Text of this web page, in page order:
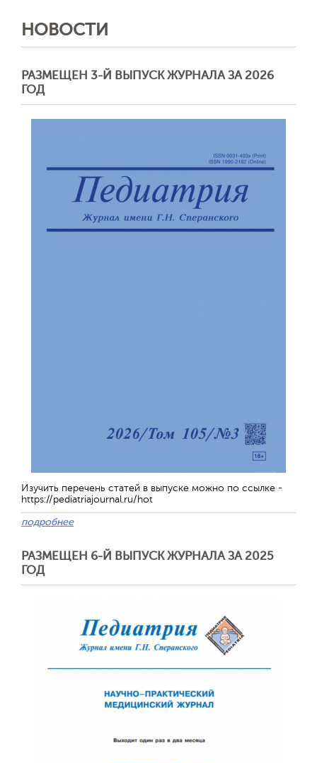
НОВОСТИ
РАЗМЕЩЕН 3-Й ВЫПУСК ЖУРНАЛА ЗА 2026
ГОД
Изучить перечень статей в выпуске можно по ссылке -
https://pediatriajournal.ru/hot
подробнее
РАЗМЕЩЕН 6-Й ВЫПУСК ЖУРНАЛА ЗА 2025
ГОД
Обратная